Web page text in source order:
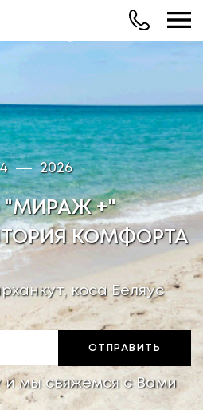
и оплата
Блог
экскурсия
карте
2026
"МИРАЖ +"
КОМФОРТА
коса Беляус
и мы свяжемся с Вами